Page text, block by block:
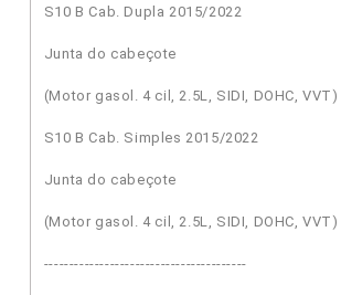
S10 B Cab. Dupla 2015/2022
Junta do cabeçote
(Motor gasol. 4 cil, 2.5L, SIDI, DOHC, VVT)
S10 B Cab. Simples 2015/2022
Junta do cabeçote
(Motor gasol. 4 cil, 2.5L, SIDI, DOHC, VVT)
----------------------------------------